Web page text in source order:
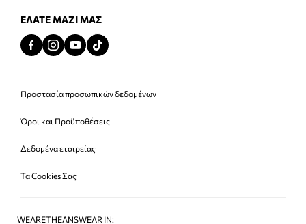
ΕΛΆΤΕ ΜΑΖΊ ΜΑΣ
Προστασία προσωπικών δεδομένων
Όροι και Προϋποθέσεις
Δεδομένα εταιρείας
Τα Cookies Σας
WEARETHEANSWEAR IN: